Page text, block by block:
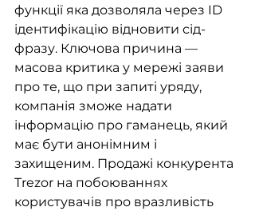
функції яка дозволяла через ID
ідентифікацію відновити сід-
фразу. Ключова причина —
масова критика у мережі заяви
про те, що при запиті уряду,
компанія зможе надати
інформацію про гаманець, який
має бути анонімним і
захищеним. Продажі конкурента
Trezor на побоюваннях
користувачів про вразливість